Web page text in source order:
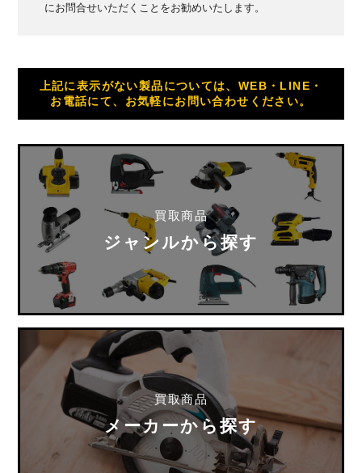
にお問合せいただくことをお勧めいたします。
上記に表示がない製品については、WEB・LINE・
お電話にて、お気軽にお問い合わせください。
買取商品
ジャンルから探す
買取商品
メーカーから探す